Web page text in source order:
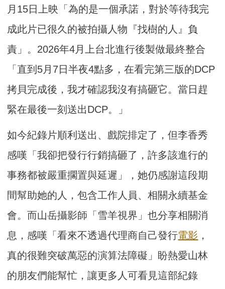
月15日上映「為的是一個承諾，對於等待我完
成此片已很久的被拍攝人物『找樹的人』負
責」。2026年4月上台北進行後製做最終整合
「直到5月7日半夜4點多，在看完第三版的DCP
拷貝完成後，我才確認我沒有搞砸它。當日趕
緊在最後一刻送出DCP。」
如今紀錄片順利送出、戲院排定了，但李香秀
感嘆「我卻把發行行銷搞砸了，許多該進行的
事務都被嚴重擱置與延遲」，她仍感謝這段期
間幫助她的人，包含工作人員、相關永續基金
會。而山岳攝影師「雪羊視界」也分享相關消
息，感嘆「看來不透過代理商自己發行電影 ，
真的很難突破萬惡的演算法障礙」盼熱愛山林
的朋友們能幫忙，讓更多人可看見這部紀錄